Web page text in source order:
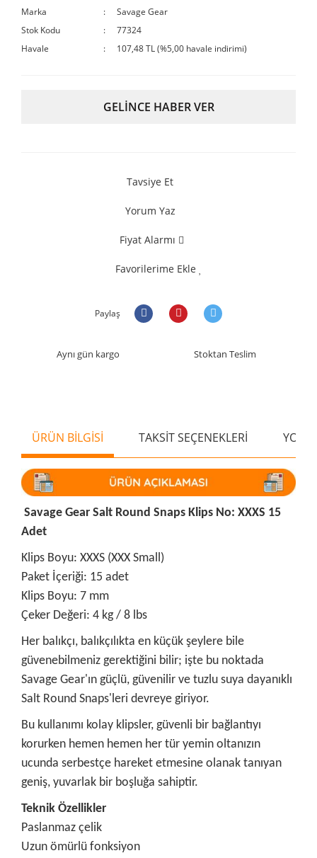
Marka
Savage Gear
Stok Kodu
77324
Havale
107,48 TL (%5,00 havale indirimi)
GELİNCE HABER VER
Tavsiye Et
Yorum Yaz
Fiyat Alarmı
Favorilerime Ekle
Paylaş
Aynı gün kargo Stoktan Teslim
ÜRÜN BİLGİSİ TAKSİT SEÇENEKLERİ
Savage Gear Salt Round Snaps Klips No: XXXS 15
Adet
Klips Boyu: XXXS (XXX Small)
Paket İçeriği: 15 adet
Klips Boyu: 7 mm
Çeker Değeri: 4 kg / 8 lbs
Her balıkçı, balıkçılıkta en küçük şeylere bile
güvenebilmeniz gerektiğini bilir; işte bu noktada
Savage Gear'ın güçlü, güvenilir ve tuzlu suya dayanıklı
Salt Round Snaps'leri devreye giriyor.
Bu kullanımı kolay klipsler, güvenli bir bağlantıyı
korurken hemen hemen her tür yemin oltanızın
ucunda serbestçe hareket etmesine olanak tanıyan
geniş, yuvarlak bir boşluğa sahiptir.
Teknik Özellikler
Paslanmaz çelik
Uzun ömürlü fonksiyon